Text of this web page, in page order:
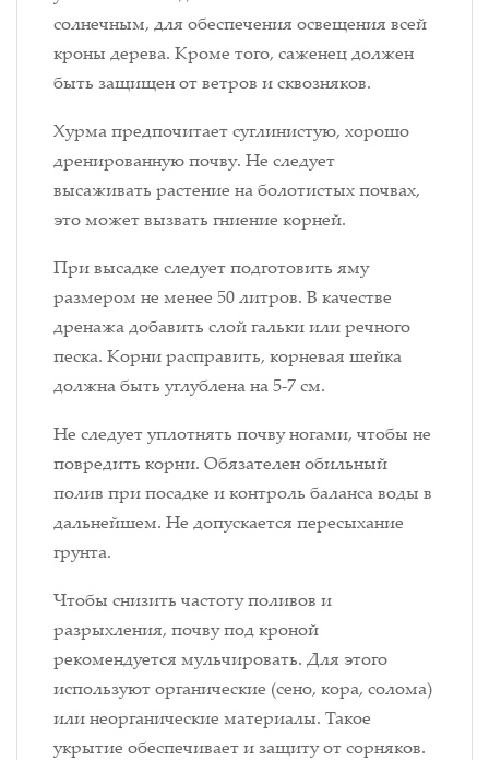
солнечным, для обеспечения освещения всей
кроны дерева. Кроме того, саженец должен
быть защищен от ветров и сквозняков.
Хурма предпочитает суглинистую, хорошо
дренированную почву. Не следует
высаживать растение на болотистых почвах,
это может вызвать гниение корней.
При высадке следует подготовить яму
размером не менее 50 литров. В качестве
дренажа добавить слой гальки или речного
песка. Корни расправить, корневая шейка
должна быть углублена на 5-7 см.
Не следует уплотнять почву ногами, чтобы не
повредить корни. Обязателен обильный
полив при посадке и контроль баланса воды в
дальнейшем. Не допускается пересыхание
грунта.
Чтобы снизить частоту поливов и
разрыхления, почву под кроной
рекомендуется мульчировать. Для этого
используют органические (сено, кора, солома)
или неорганические материалы. Такое
укрытие обеспечивает и защиту от сорняков.